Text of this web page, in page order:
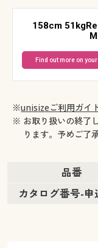
158cm
M
Find out more on your
※unisizeご利用ガイ
※ お取り扱いの終了
ります。予めご了
品番
カタログ番号-申